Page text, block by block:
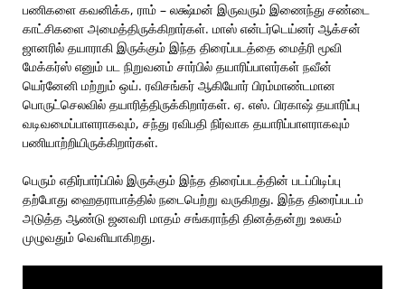
பணிகளை கவனிக்க, ராம் – லக்ஷ்மன் இருவரும் இணைந்து சண்டை
காட்சிகளை அமைத்திருக்கிறார்கள். மாஸ் என்டர்டெய்னர் ஆக்சன்
ஜானரில் தயாராகி இருக்கும் இந்த திரைப்படத்தை மைத்ரி மூவி
மேக்கர்ஸ் எனும் பட நிறுவனம் சார்பில் தயாரிப்பாளர்கள் நவீன்
யெர்னேனி மற்றும் ஒய். ரவிசங்கர் ஆகியோர் பிரம்மாண்டமான
பொருட்செலவில் தயாரித்திருக்கிறார்கள். ஏ. எஸ். பிரகாஷ் தயாரிப்பு
வடிவமைப்பாளராகவும், சந்து ரவிபதி நிர்வாக தயாரிப்பாளராகவும்
பணியாற்றியிருக்கிறார்கள்.
பெரும் எதிர்பார்ப்பில் இருக்கும் இந்த திரைப்படத்தின் படப்பிடிப்பு
தற்போது ஹைதராபாத்தில் நடைபெற்று வருகிறது. இந்த திரைப்படம்
அடுத்த ஆண்டு ஜனவரி மாதம் சங்கராந்தி தினத்தன்று உலகம்
முழுவதும் வெளியாகிறது.